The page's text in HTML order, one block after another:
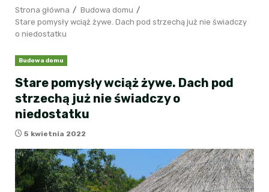
Strona główna
Budowa domu
Stare pomysły wciąż żywe. Dach pod strzechą już nie świadczy
o niedostatku
Budowa domu
Stare pomysły wciąż żywe. Dach pod
strzechą już nie świadczy o
niedostatku
5 kwietnia 2022